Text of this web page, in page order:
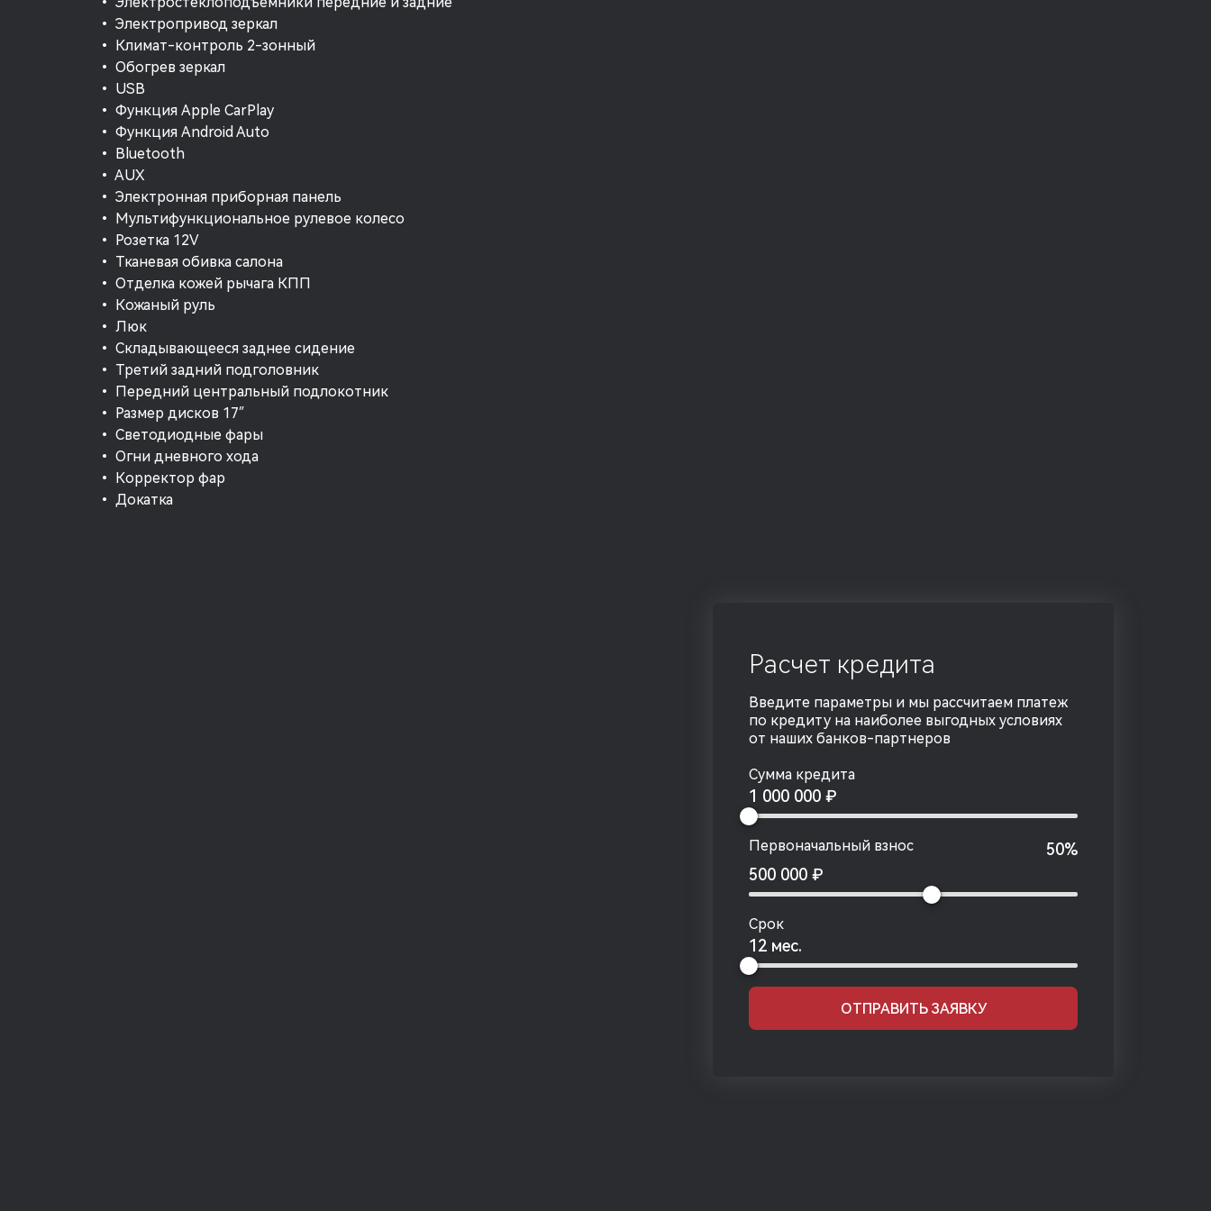
• Электропривод зеркал
• Климат-контроль 2-зонный
• Обогрев зеркал
• USB
• Функция Apple CarPlay
• Функция Android Auto
• Bluetooth
• AUX
• Электронная приборная панель
• Мультифункциональное рулевое колесо
• Розетка 12V
• Тканевая обивка салона
• Отделка кожей рычага КПП
• Кожаный руль
• Люк
• Складывающееся заднее сидение
• Третий задний подголовник
• Передний центральный подлокотник
• Размер дисков 17″
• Светодиодные фары
• Огни дневного хода
• Корректор фар
• Докатка
Расчет кредита
Введите параметры и мы рассчитаем платеж
по кредиту на наиболее выгодных условиях
от наших банков-партнеров
Сумма кредита
1 000 000 ₽
Первоначальный взнос
50%
500 000 ₽
Срок
12 мес.
ОТПРАВИТЬ ЗАЯВКУ